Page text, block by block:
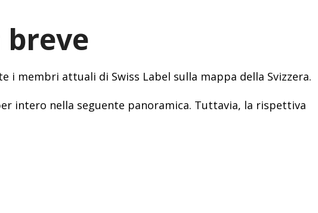
i membri attuali di Swiss Label sulla mappa della Svizzera.
intero nella seguente panoramica. Tuttavia, la rispettiva